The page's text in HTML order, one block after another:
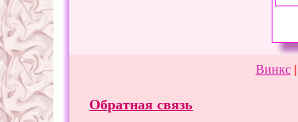
Винкс|
Обратная связь